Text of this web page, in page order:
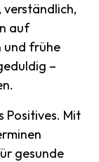
verständlich,
auf
und frühe
–
Positives. Mit
gesunde